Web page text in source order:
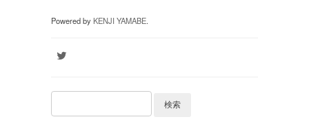
Powered by KENJI YAMABE.